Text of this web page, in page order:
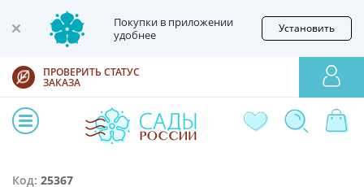
Покупки в приложении
удобнее
Установить
ПРОВЕРИТЬ СТАТУС
ЗАКАЗА
Код: 25367